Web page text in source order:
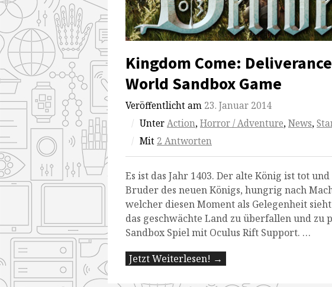
Kingdom Come:
World Sandbox Game
Veröffentlicht am 23. Januar 2014
/ UnterAction,Horror / Adventure,News,
/ Mit 2 Antworten
Es ist das Jahr 1403. Der alte König ist tot
Bruder des neuen Königs, hungrig nach
welcher diesen Moment als Gelegenheit
das geschwächte Land zu überfallen und zu
Sandbox Spiel mit Oculus Rift Support. …
Jetzt Weiterlesen! →